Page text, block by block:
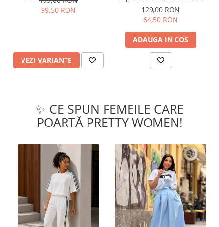
99,50 RON
VEZI VARIANTE
129,00 RON
64,50 RON
ADAUGA IN COS
✨ CE SPUN FEMEILE CARE
POARTĂ PRETTY WOMEN!